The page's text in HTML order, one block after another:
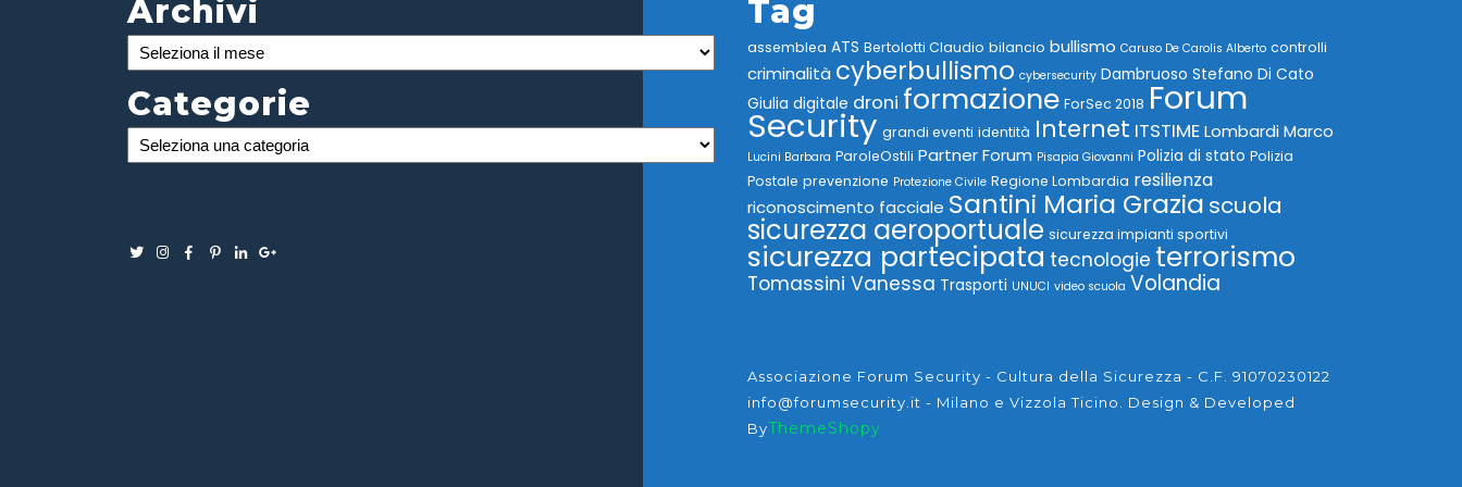
Archivi
Archivi
Categorie
Categorie
Tag
assemblea ATS Bertolotti Claudio bilancio bullismo Caruso De Carolis Alberto controlli
criminalità cyberbullismo cybersecurity Dambruoso Stefano Di Cato
Giulia digitale droni formazione ForSec 2018 Forum
Security grandi eventi identità Internet ITSTIMELombardi Marco
Lucini Barbara ParoleOstili Partner Forum Pisapia Giovanni Polizia di stato Polizia
Postale prevenzione Protezione Civile Regione Lombardia resilienza
riconoscimento facciale Santini Maria Grazia scuola
sicurezza aeroportuale sicurezza impianti sportivi
sicurezza partecipata tecnologie terrorismo
Tomassini Vanessa Trasporti UNUCI video scuola Volandia
Associazione Forum Security - Cultura della Sicurezza - C.F. 91070230122
info@forumsecurity.it - Milano e Vizzola Ticino.
Design & Developed
ByThemeShopy